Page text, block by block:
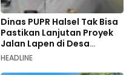
Dinas PUPR Halsel Tak Bisa
Pastikan Lanjutan Proyek
Jalan Lapen di Desa
Sambiki
HEADLINE